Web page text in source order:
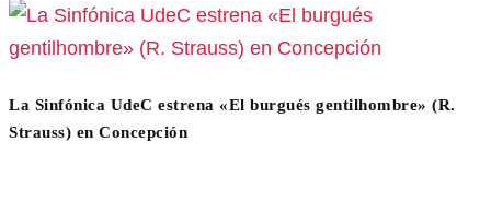
La Sinfónica UdeC estrena «El burgués gentilhombre» (R.
Strauss) en Concepción